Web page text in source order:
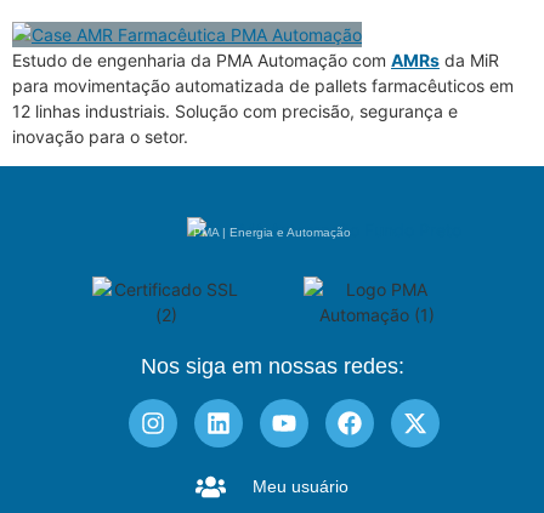
Estudo de engenharia da PMA Automação com AMRs da MiR
para movimentação automatizada de pallets farmacêuticos em
12 linhas industriais. Solução com precisão, segurança e
inovação para o setor.
PMA | Energia e Automação
Nos siga em nossas redes:
Meu usuário